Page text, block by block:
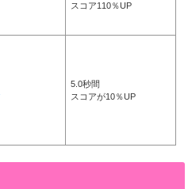
スコア110％UP
5.0秒間
スコアが10％UP